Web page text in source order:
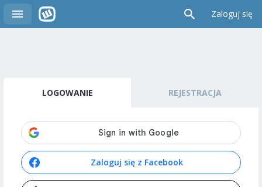
Zaloguj się
LOGOWANIE REJESTRACJA
Zaloguj się z Facebook